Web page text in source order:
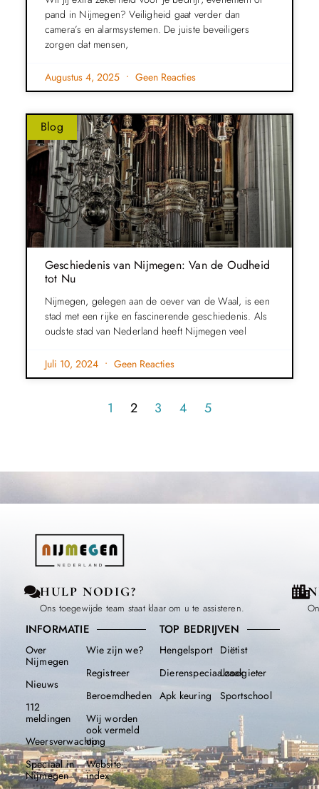
pand in Nijmegen? Veiligheid gaat verder dan
camera’s en alarmsystemen. De juiste beveiligers
zorgen dat mensen,
Augustus 4, 2025 Geen Reacties
Blog
Geschiedenis van Nijmegen: Van de Oudheid
tot Nu
Nijmegen, gelegen aan de oever van de Waal, is een
stad met een rijke en fascinerende geschiedenis. Als
oudste stad van Nederland heeft Nijmegen veel
Juli 10, 2024 Geen Reacties
1 2 3 4 5
HULP NODIG?
Ons toegewijde team staat klaar om u te assisteren.
INFORMATIE
Over
Nijmegen
Nieuws
112
meldingen
Weersverwachting
Speciaal in
Nijmegen
Wie zijn we?
Registreer
Beroemdheden​
Wij worden
ook vermeld
op
Website
index
TOP BEDRIJVEN
Hengelsport
Dierenspeciaalzaak
Apk keuring
Diëtist
Loodgieter
Sportschool